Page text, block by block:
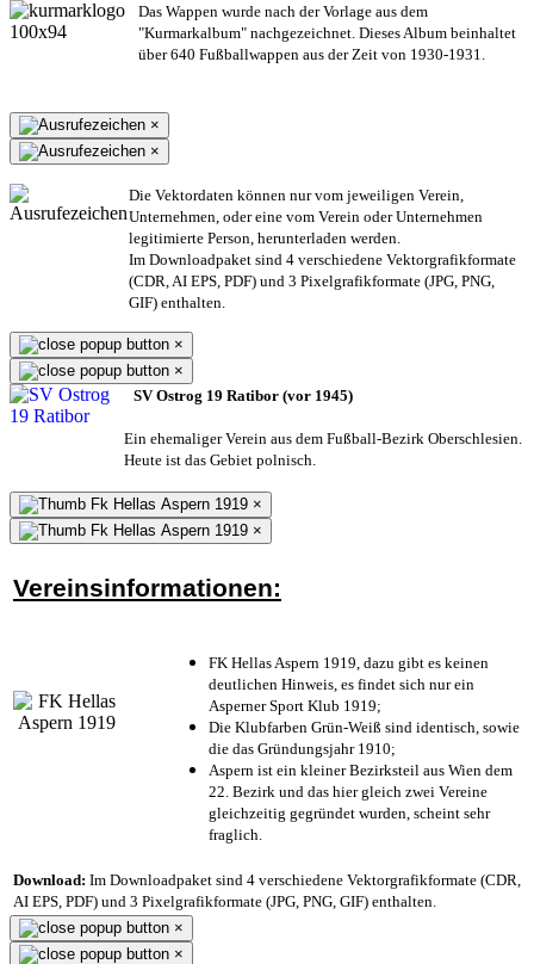
Das Wappen wurde nach der Vorlage aus dem
"Kurmarkalbum" nachgezeichnet. Dieses Album beinhaltet
über 640 Fußballwappen aus der Zeit von 1930-1931.
×
×
Die Vektordaten können nur vom jeweiligen Verein,
Unternehmen, oder eine vom Verein oder Unternehmen
legitimierte Person, herunterladen werden.
Im Downloadpaket sind 4 verschiedene Vektorgrafikformate
(CDR, AI EPS, PDF) und 3 Pixelgrafikformate (JPG, PNG,
GIF) enthalten.
×
×
SV Ostrog 19 Ratibor (vor 1945)
Ein ehemaliger Verein aus dem Fußball-Bezirk Oberschlesien.
Heute ist das Gebiet polnisch.
×
×
Vereinsinformationen:
FK Hellas Aspern 1919, dazu gibt es keinen
deutlichen Hinweis, es findet sich nur ein
Asperner Sport Klub 1919;
Die Klubfarben Grün-Weiß sind identisch, sowie
die das Gründungsjahr 1910;
Aspern ist ein kleiner Bezirksteil aus Wien dem
22. Bezirk und das hier gleich zwei Vereine
gleichzeitig gegründet wurden, scheint sehr
fraglich.
Download: Im Downloadpaket sind 4 verschiedene Vektorgrafikformate (CDR,
AI EPS, PDF) und 3 Pixelgrafikformate (JPG, PNG, GIF) enthalten.
×
×